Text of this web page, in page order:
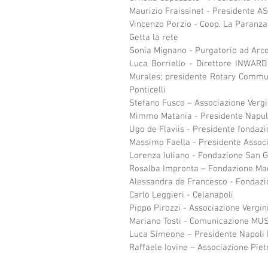
Maurizio Fraissinet - Presidente
Vincenzo Porzio - Coop. La
Getta la rete
Sonia Mignano - Purgatorio ad
Luca Borriello - Direttore
Murales; presidente Rotary
Ponticelli
Stefano Fusco – Associazione
Mimmo Matania - Presidente
Ugo de Flaviis - Presidente
Massimo Faella - Presidente
Lorenza Iuliano - Fondazione San
Rosalba Impronta – Fondazione
Alessandra de Francesco -
Carlo Leggieri - Celanapoli
Pippo Pirozzi - Associazione
Mariano Tosti - Comunicazione
Luca Simeone – Presidente Napoli
Raffaele Iovine – Associazione